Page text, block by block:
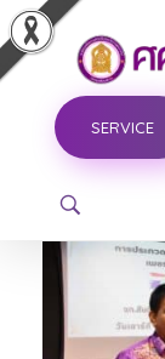
ศูนย์ขับเคลื่อนการศึกษาในจังหวัดชายแดนภาคใต้
SERVICE